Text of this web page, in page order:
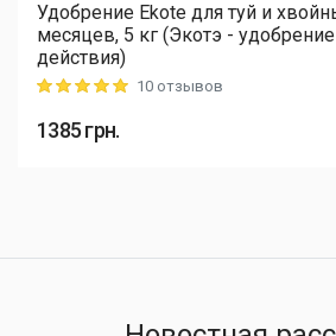
Удобрение Ekote для туй и
месяцев, 5 кг (Экотэ -
действия)
Rating: 5 out of 510 отзывов
1385грн.